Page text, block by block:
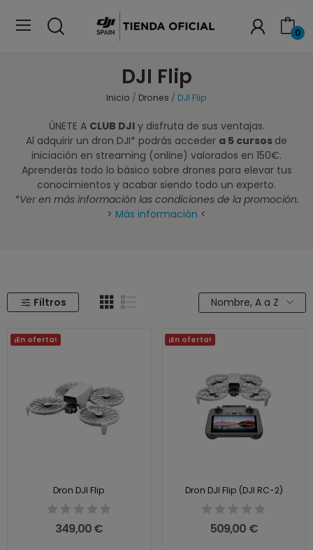
0
DJI Flip
Inicio Drones DJI Flip
ÚNETE A CLUB DJIy disfruta de sus ventajas.
Al adquirir un dron DJI* podrás acceder a 5 cursos de
iniciación en streaming (online) valorados en 150€.
Aprenderás todo lo básico sobre drones para elevar tus
conocimientos y acabar siendo todo un experto.
*Ver en más información las condiciones de la promoción.
> Más información <
Filtros Nombre, A a Z
¡En oferta!
Dron DJI Flip
349,00 €
¡En oferta!
Dron DJI Flip (DJI RC-2)
509,00 €